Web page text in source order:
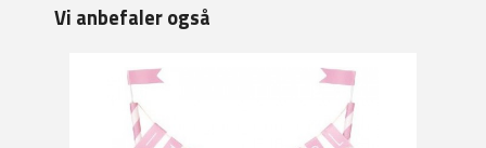
Vi anbefaler også